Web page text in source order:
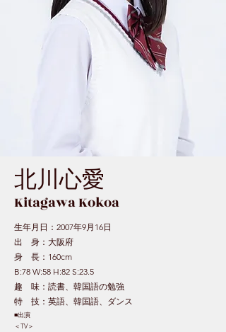
北川心愛
Kitagawa Kokoa
生年月日：2007年9月16日
出 身：大阪府
身 長：160cm
B:78 W:58 H:82 S:23.5
趣 味：読書、韓国語の勉強
特 技：英語、韓国語、ダンス
■出演
＜TV＞